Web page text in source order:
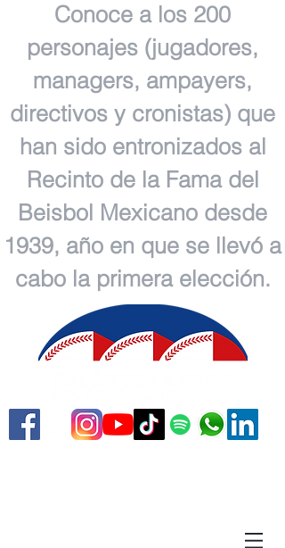
Conoce a los 200
personajes (jugadores,
managers, ampayers,
directivos y cronistas) que
han sido entronizados al
Recinto de la Fama del
Beisbol Mexicano desde
1939, año en que se llevó a
cabo la primera elección.